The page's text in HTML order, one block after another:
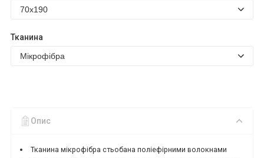
Тканина
Опис
Тканина мікрофібра стьобана поліефірними волокнами